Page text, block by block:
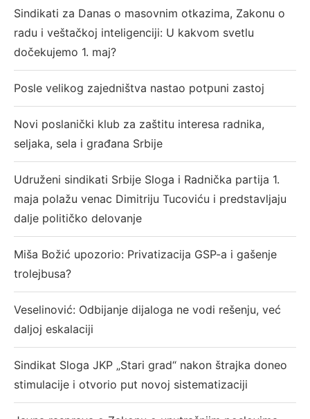
Sindikati za Danas o masovnim otkazima, Zakonu o
radu i veštačkoj inteligenciji: U kakvom svetlu
dočekujemo 1. maj?
Posle velikog zajedništva nastao potpuni zastoj
Novi poslanički klub za zaštitu interesa radnika,
seljaka, sela i građana Srbije
Udruženi sindikati Srbije Sloga i Radnička partija 1.
maja polažu venac Dimitriju Tucoviću i predstavljaju
dalje političko delovanje
Miša Božić upozorio: Privatizacija GSP-a i gašenje
trolejbusa?
Veselinović: Odbijanje dijaloga ne vodi rešenju, već
daljoj eskalaciji
Sindikat Sloga JKP „Stari grad“ nakon štrajka doneo
stimulacije i otvorio put novoj sistematizaciji